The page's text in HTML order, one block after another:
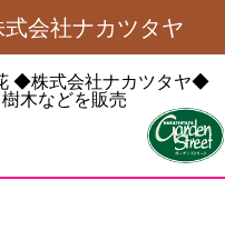
式会社ナカツタヤ
◆株式会社ナカツタヤ◆
木などを販売